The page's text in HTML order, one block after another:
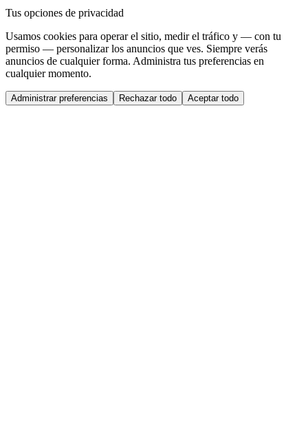
Tus opciones de privacidad
Usamos cookies para operar el sitio, medir el tráfico y — con tu
permiso — personalizar los anuncios que ves. Siempre verás
anuncios de cualquier forma. Administra tus preferencias en
cualquier momento.
Administrar preferencias Rechazar todo Aceptar todo